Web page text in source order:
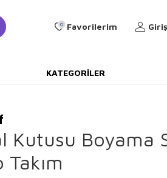
0 Favorilerim
KATEGORILER
Kutusu Boyama
Takım